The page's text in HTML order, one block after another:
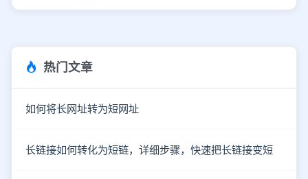
热门文章
如何将长网址转为短网址
长链接如何转化为短链，详细步骤，快速把长链接变短